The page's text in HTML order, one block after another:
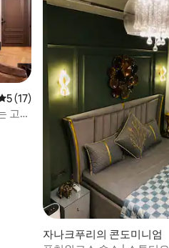
점 5점(5점 만점), 후기 17개
5 (17)
고급
자나크푸리의 콘도미니엄